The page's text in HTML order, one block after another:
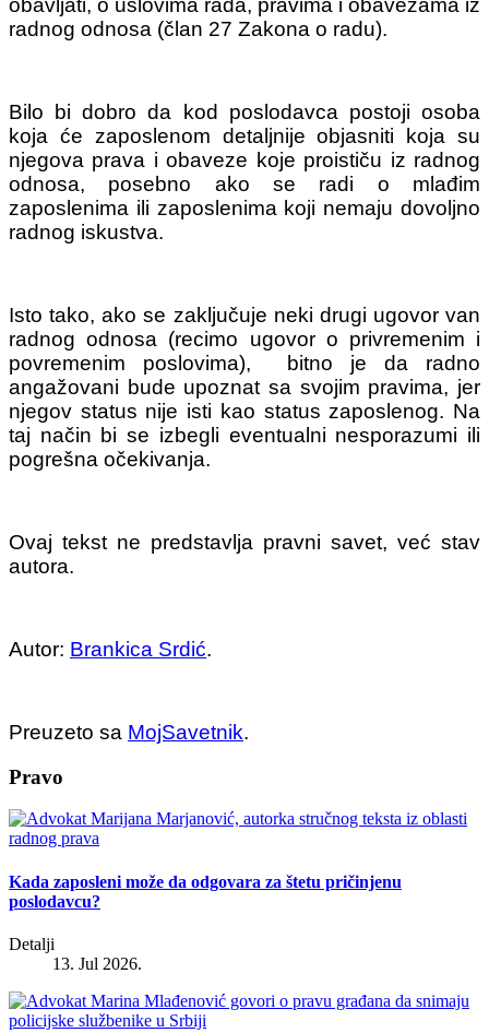
obavljati, o uslovima rada, pravima i obavezama iz
radnog odnosa (član 27 Zakona o ra­du).
Bilo bi dobro da kod poslodavca postoji osoba
koja će zaposlenom detaljnije objasniti koja su
njegova prava i obaveze koje proističu iz radnog
odnosa, posebno ako se radi o mlađim
zaposlenima ili zaposlenima koji nemaju dovoljno
radnog iskustva.
Isto tako, ako se zaključuje neki drugi ugovor van
radnog odnosa (recimo ugovor o privremenim i
povremenim poslovima), bitno je da radno
angažovani bude upoznat sa svojim pravima, jer
njegov status nije isti kao status zaposlenog. Na
taj način bi se izbegli eventualni nesporazumi ili
pogrešna očekivanja.
Ovaj tekst ne predstavlja pravni savet, već stav
autora.
Autor: Brankica Srdić.
Preuzeto sa MojSavetnik.
Pravo
Kada zaposleni može da odgovara za štetu pričinjenu
poslodavcu?
Detalji
13. Jul 2026.